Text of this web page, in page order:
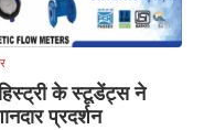
के स्टूडेंट्स ने
प्रदर्शन